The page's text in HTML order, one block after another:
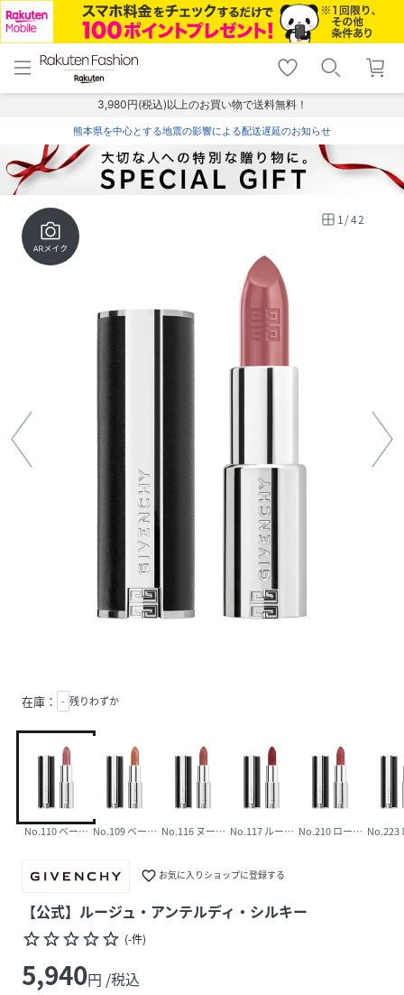
menu home
トップ
shopping_cart lock_outline
ログイン
3,980円(税込)以上のお買い物で送料無料！
熊本県を中心とする地震の影響による配送遅延のお知らせ
1/42
在庫： - 残りわずか
No.110 ベージュ・ニュNo.109 ベージュ・サブルNo.116 ヌード・ボワゼNo.117 ルージュ・エラブル
No.210 ローズ・ブレゼ
No.223
favorite_border お気に入りショップに登録する
【公式】ルージュ・アンテルディ・シルキー
star_borderstar_borderstar_borderstar_borderstar_border (-件)
5,940円 /税込